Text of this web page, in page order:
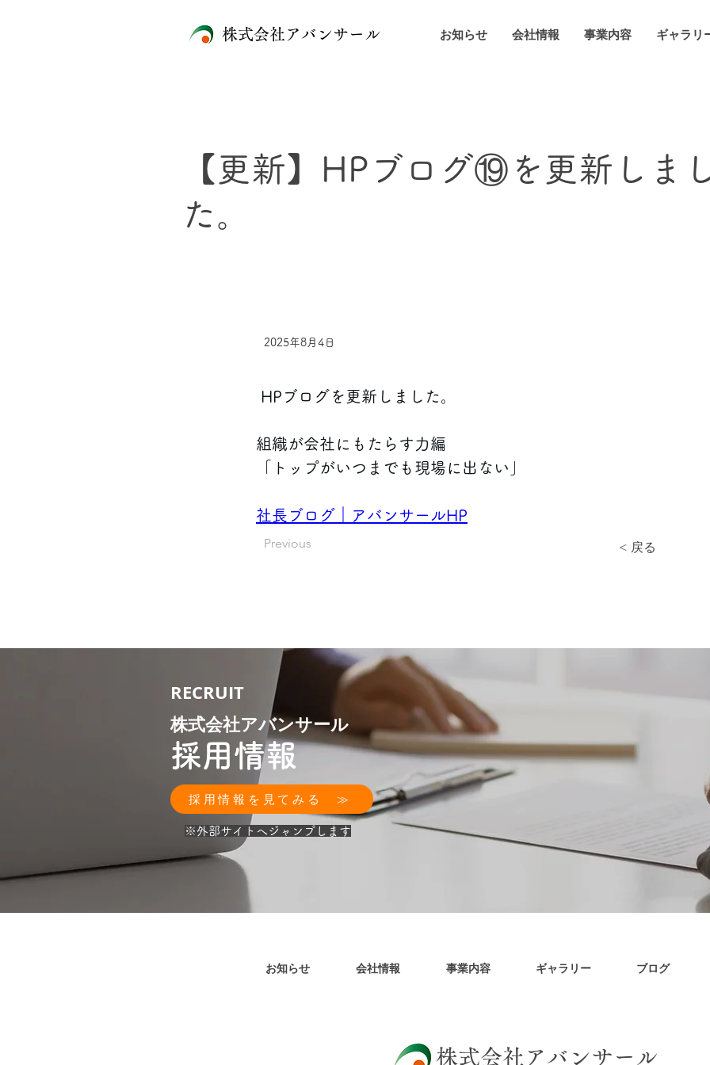
株式会社アバンサール お知らせ 会社情報 事業内容 ギャラリ
【更新】HPブログ⑲を更新しま
た。
2025年8月4日
HPブログを更新しました。
組織が会社にもたらす力編
「トップがいつまでも現場に出ない」
社長ブログ｜アバンサールHP
Previous < 戻る
RECRUIT
株式会社アバンサール
採用情報
採用情報を見てみる ≫
​※外部サイトへジャンプします
お知らせ 会社情報 事業内容 ギャラリー ブログ
​株式会社アバンサール